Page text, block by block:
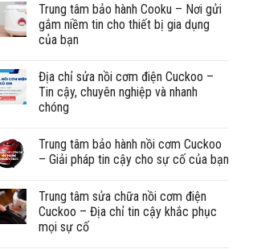
Trung tâm bảo hành Cooku – Nơi gửi
gắm niềm tin cho thiết bị gia dụng
của bạn
Địa chỉ sửa nồi cơm điện Cuckoo –
Tin cậy, chuyên nghiệp và nhanh
chóng
Trung tâm bảo hành nồi cơm Cuckoo
– Giải pháp tin cậy cho sự cố của bạn
Trung tâm sửa chữa nồi cơm điện
Cuckoo – Địa chỉ tin cậy khắc phục
mọi sự cố